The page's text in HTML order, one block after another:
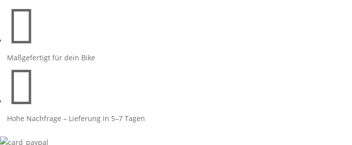

Maßgefertigt für dein Bike

Hohe Nachfrage – Lieferung in 5–7 Tagen